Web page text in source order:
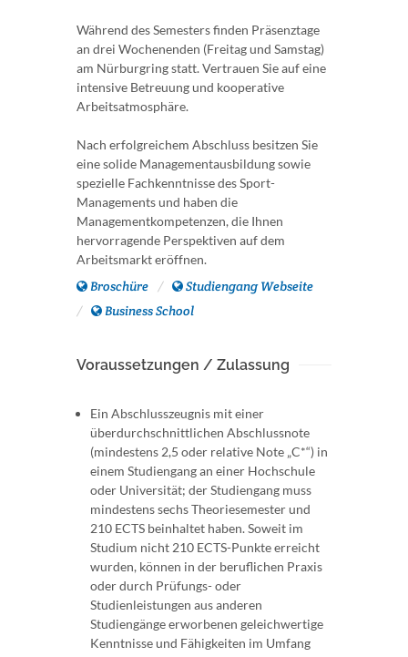
Während des Semesters finden Präsenztage
an drei Wochenenden (Freitag und Samstag)
am Nürburgring statt. Vertrauen Sie auf eine
intensive Betreuung und kooperative
Arbeitsatmosphäre.
Nach erfolgreichem Abschluss besitzen Sie
eine solide Managementausbildung sowie
spezielle Fachkenntnisse des Sport-
Managements und haben die
Managementkompetenzen, die Ihnen
hervorragende Perspektiven auf dem
Arbeitsmarkt eröffnen.
Broschüre
Studiengang Webseite
Business School
Voraussetzungen / Zulassung
Ein Abschlusszeugnis mit einer
überdurchschnittlichen Abschlussnote
(mindestens 2,5 oder relative Note „C*“) in
einem Studiengang an einer Hochschule
oder Universität; der Studiengang muss
mindestens sechs Theoriesemester und
210 ECTS beinhaltet haben. Soweit im
Studium nicht 210 ECTS-Punkte erreicht
wurden, können in der beruflichen Praxis
oder durch Prüfungs- oder
Studienleistungen aus anderen
Studiengänge erworbenen geleichwertige
Kenntnisse und Fähigkeiten im Umfang